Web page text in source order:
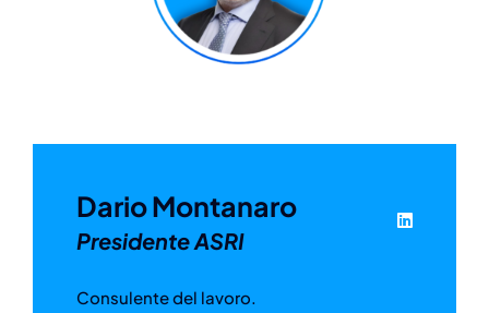
Dario Montanaro
Presidente ASRI
Consulente del lavoro.